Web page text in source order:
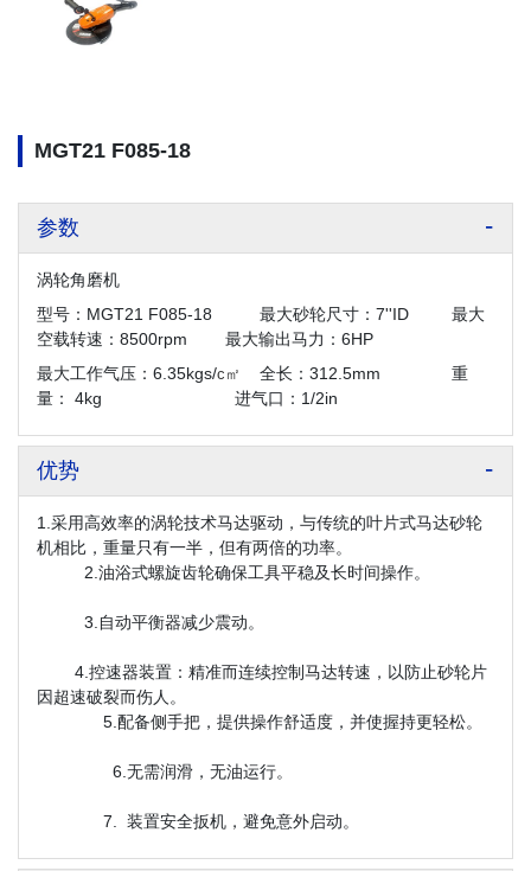
MGT21 F085-18
参数
涡轮角磨机
型号：MGT21 F085-18 最大砂轮尺寸：7''ID 最大
空载转速：8500rpm 最大输出马力：6HP
最大工作气压：6.35kgs/c㎡ 全长：312.5mm 重
量： 4kg 进气口：1/2in
优势
1.采用高效率的涡轮技术马达驱动，与传统的叶片式马达砂轮
机相比，重量只有一半，但有两倍的功率。
2.油浴式螺旋齿轮确保工具平稳及长时间操作。
3.自动平衡器减少震动。
4.控速器装置：精准而连续控制马达转速，以防止砂轮片
因超速破裂而伤人。
5.配备侧手把，提供操作舒适度，并使握持更轻松。
6.无需润滑，无油运行。
7. 装置安全扳机，避免意外启动。